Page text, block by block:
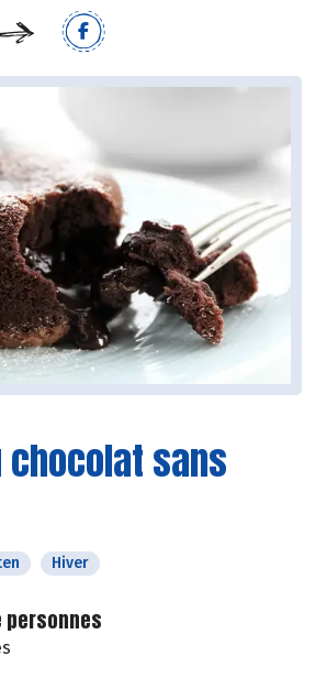
chocolat sans
Hiver
personnes